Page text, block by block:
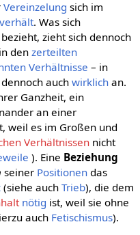
Vereinzelung sich im
verhält. Was sich
zieht sich dennoch
den zerteilten
Verhältnisse – in
auch wirklichan.
Ganzheit, ein
an einer
weil es im Großen und
Verhältnissennicht
). Eine Beziehung
seiner Positionendas
(siehe auch Trieb), die dem
nötig ist, weil sie ohne
auch Fetischismus).